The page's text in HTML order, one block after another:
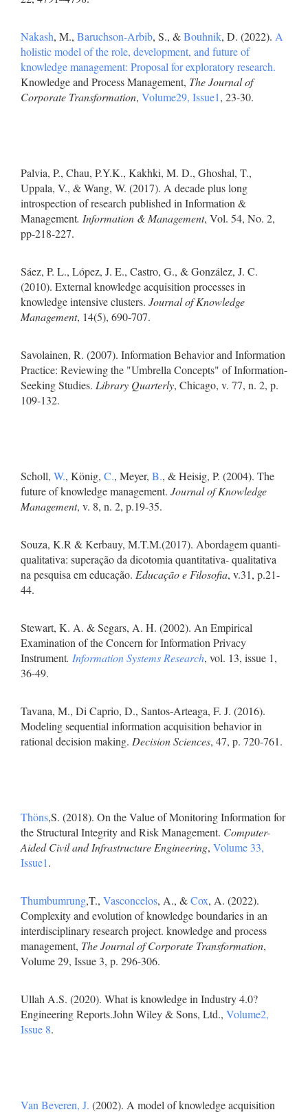
Nakash, M., Baruchson-Arbib, S., &Bouhnik, D. (2022). A
holistic model of the role, development, and future of
knowledge management: Proposal for exploratory research.
Knowledge and Process Management, The Journal of
Corporate Transformation, Volume29, Issue1, 23-30.
Palvia, P., Chau, P.Y.K., Kakhki, M. D., Ghoshal, T.,
Uppala, V., & Wang, W. (2017). A decade plus long
introspection of research published in Information &
Management. Information & Management, Vol. 54, No. 2,
pp-218-227.
Sáez, P. L., López, J. E., Castro, G., & González, J. C.
(2010). External knowledge acquisition processes in
knowledge intensive clusters. Journal of Knowledge
Management, 14(5), 690-707.
Savolainen, R. (2007). Information Behavior and Information
Practice: Reviewing the "Umbrella Concepts" of Information-
Seeking Studies. Library Quarterly, Chicago, v. 77, n. 2, p.
109-132.
Scholl, W., König, C., Meyer, B., & Heisig, P. (2004). The
future of knowledge management. Journal of Knowledge
Management, v. 8, n. 2, p.19-35.
Souza, K.R & Kerbauy, M.T.M.(2017). Abordagem quanti-
qualitativa: superação da dicotomia quantitativa- qualitativa
na pesquisa em educação. Educação e Filosofia, v.31, p.21-
44.
Stewart, K. A. & Segars, A. H. (2002). An Empirical
Examination of the Concern for Information Privacy
Instrument. Information Systems Research, vol. 13, issue 1,
36-49.
Tavana, M., Di Caprio, D., Santos-Arteaga, F. J. (2016).
Modeling sequential information acquisition behavior in
rational decision making. Decision Sciences, 47, p. 720-761.
Thöns,S. (2018). On the Value of Monitoring Information for
the Structural Integrity and Risk Management. Computer-
Aided Civil and Infrastructure Engineering, Volume 33,
Issue1.
Thumbumrung,T., Vasconcelos, A., &Cox, A. (2022).
Complexity and evolution of knowledge boundaries in an
interdisciplinary research project. knowledge and process
management, The Journal of Corporate Transformation,
Volume 29, Issue 3, p. 296-306.
Ullah A.S. (2020). What is knowledge in Industry 4.0?
Engineering Reports.John Wiley & Sons, Ltd., Volume2,
Issue 8.
Van Beveren, J. (2002). A model of knowledge acquisition